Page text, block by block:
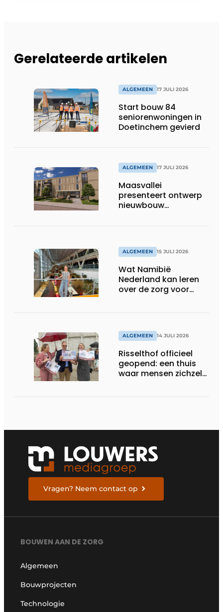
Gerelateerde artikelen
ALGEMEEN 17 JULI 2026
Start bouw 84
seniorenwoningen in
Doetinchem gevierd
ALGEMEEN 17 JULI 2026
Maasvallei
presenteert ontwerp
nieuwbouw
ALGEMEEN 15 JULI 2026
Wat Namibië
Nederland kan leren
over de zorg voor
ALGEMEEN 14 JULI 2026
Risselthof officieel
geopend: een thuis
waar mensen zichzelf
Vragen? Neem contact op
BOUWEN AAN DE ZORG
Algemeen
Bouwprojecten
Technologie